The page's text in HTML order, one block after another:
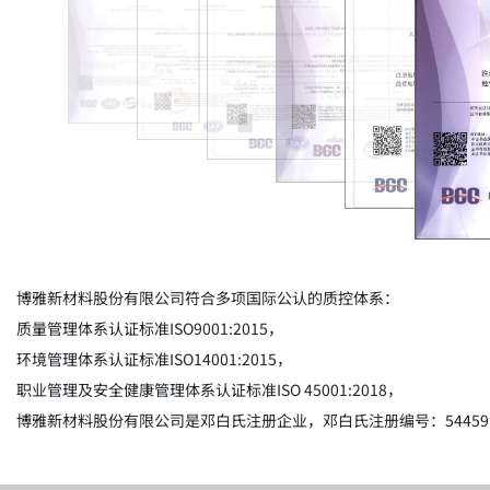
博雅新材料股份有限公司符合多项国际公认的质控体系：
质量管理体系认证标准ISO9001:2015，
环境管理体系认证标准ISO14001:2015，
职业管理及安全健康管理体系认证标准ISO 45001:2018，
博雅新材料股份有限公司是邓白氏注册企业，邓白氏注册编号：